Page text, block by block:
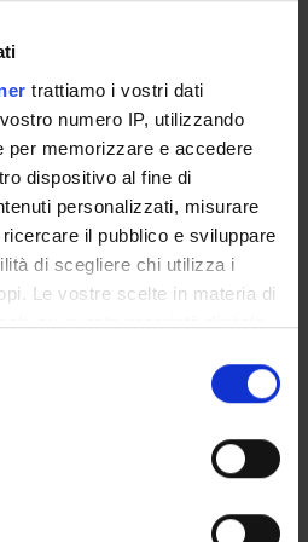
trattiamo i vostri dati
numero IP, utilizzando
per memorizzare e accedere
dispositivo al fine di
personalizzati, misurare
il pubblico e sviluppare
di scegliere chi utilizza i
Le vostre scelte in materia di
su questa proprietà digitale
consenso in qualsiasi
sui cookie o facendo clic
sulla tua posizione
Admission Requirements
POSTGRADUATE